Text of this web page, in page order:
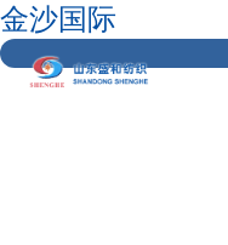
金沙国际